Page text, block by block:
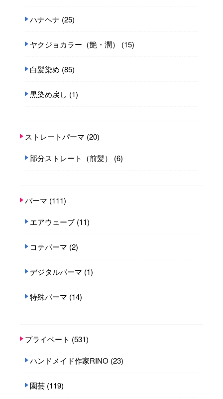
ハナヘナ (25)
ヤクジョカラー（艶・潤） (15)
白髪染め (85)
黒染め戻し (1)
ストレートパーマ (20)
部分ストレート（前髪） (6)
パーマ (111)
エアウェーブ (11)
コテパーマ (2)
デジタルパーマ (1)
特殊パーマ (14)
プライベート (531)
ハンドメイド作家RINO (23)
園芸 (119)